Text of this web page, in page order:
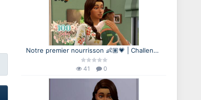
Notre premier nourrisson 👶🏽💗 | Challenge
100 Bébés 🍼 | Les Sims 4
41 0